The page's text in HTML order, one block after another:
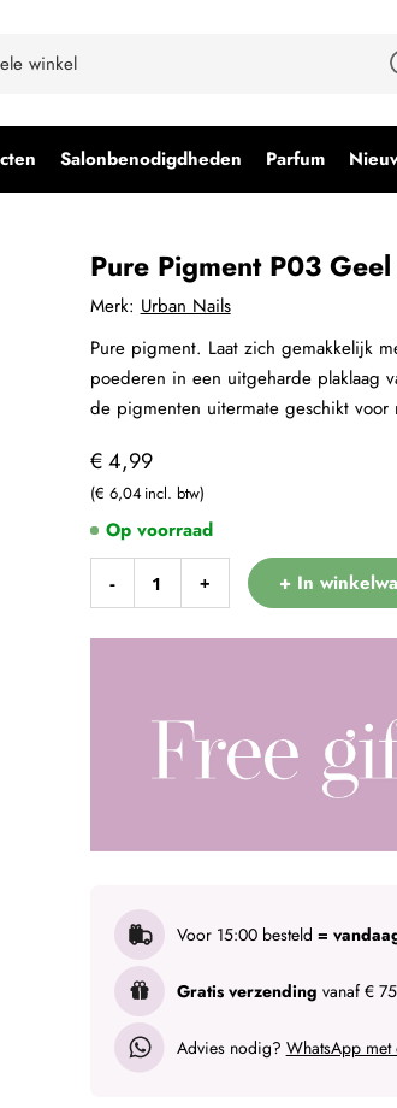
Salonbenodigdheden Parfum
Pure Pigment P03
€ 4,99
€ 6,04
- + + In
Merk: Urban Nails
Voor 15:00 besteld =
Gratis verzending vanaf €
Advies nodig? WhatsApp met
Op voorraad
Pure pigment. Laat zich gemakkelijk
poederen in een uitgeharde plaklaag
de pigmenten uitermate geschikt